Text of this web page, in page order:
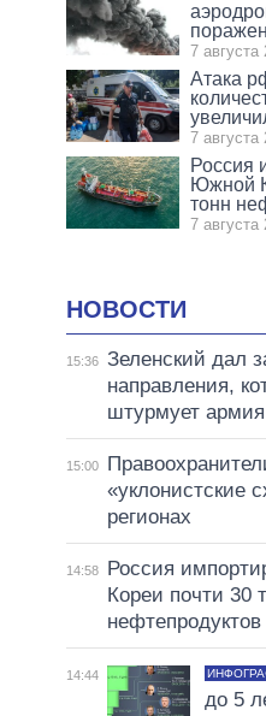
7 августа
Атака
7 августа
Россия
Южной
тонн
7 августа
НОВОСТИ
15:36 Зеленский дал
направления,
штурмует
15:00
«уклонистские
регионах
14:58
Россия
Кореи почти 30
14:44
до 5